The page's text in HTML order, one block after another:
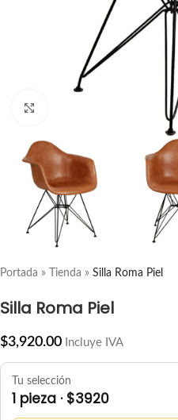
Portada » Tienda » Silla Roma Piel
Silla Roma Piel
$3,920.00 Incluye IVA
Tu selección
1 pieza · $3920